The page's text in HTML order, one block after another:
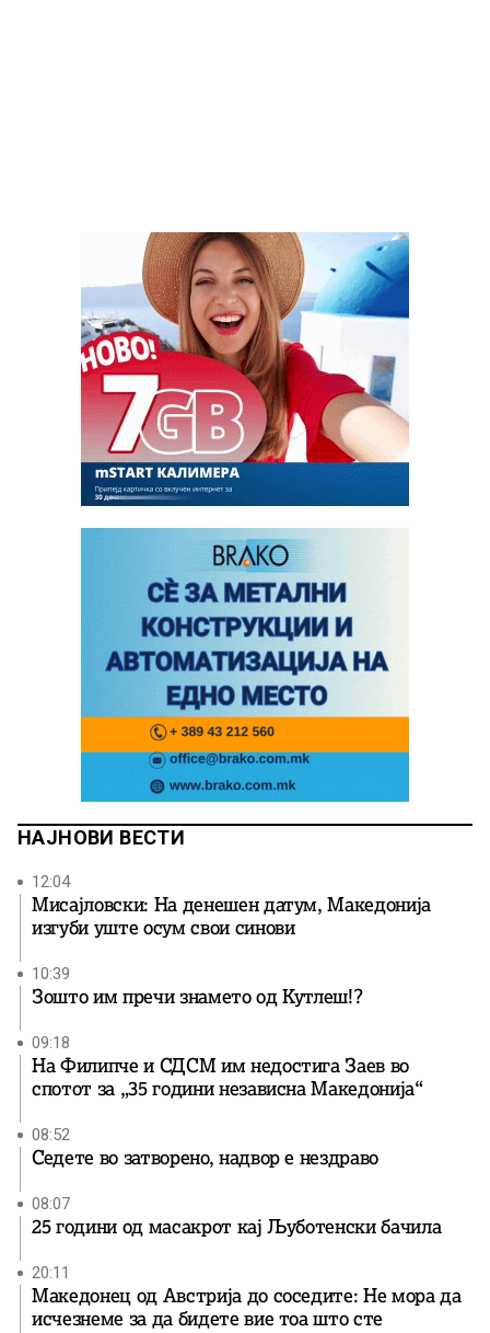
НАЈНОВИ ВЕСТИ
12:04
Мисајловски: На денешен датум, Македонија
изгуби уште осум свои синови
10:39
Зошто им пречи знамето од Кутлеш!?
09:18
На Филипче и СДСМ им недостига Заев во
спотот за „35 години независна Македонија“
08:52
Седете во затворено, надвор е нездраво
08:07
25 години од масакрот кај Љуботенски бачила
20:11
Македонец од Австрија до соседите: Не мора да
исчезнеме за да бидете вие ​​тоа што сте